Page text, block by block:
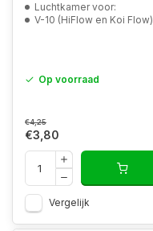
Luchtkamer voor:
V-10 (HiFlow en Koi Flow)
Op voorraad
€4,25
€3,80
Vergelijk